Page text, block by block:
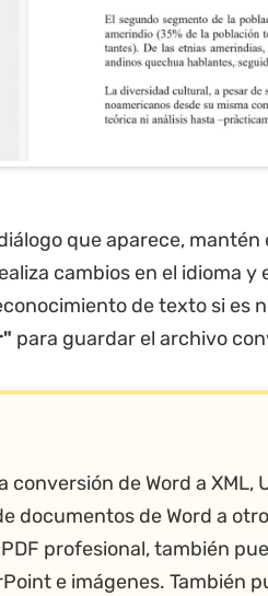
que aparece, mantén
cambios en el idioma y
de texto si es
para guardar el archivo
conversión de Word a XML,
documentos de Word a
profesional, también
e imágenes. También